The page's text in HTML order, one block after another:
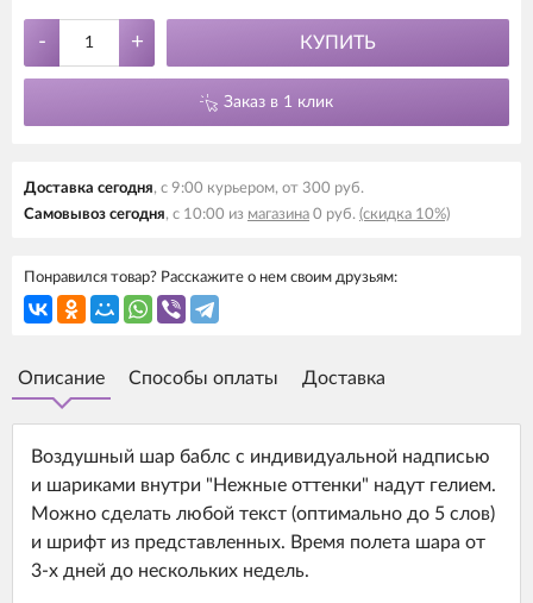
- + КУПИТЬ
Заказ в 1 клик
Доставка сегодня, с 9:00 курьером, от 300 руб.
Самовывоз сегодня, с 10:00 из магазина 0 руб. (скидка 10%)
Понравился товар? Расскажите о нем своим друзьям:
Описание Способы оплаты Доставка
Воздушный шар баблс с индивидуальной надписью
и шариками внутри "Нежные оттенки" надут гелием.
Можно сделать любой текст (оптимально до 5 слов)
и шрифт из представленных. Время полета шара от
3-х дней до нескольких недель.